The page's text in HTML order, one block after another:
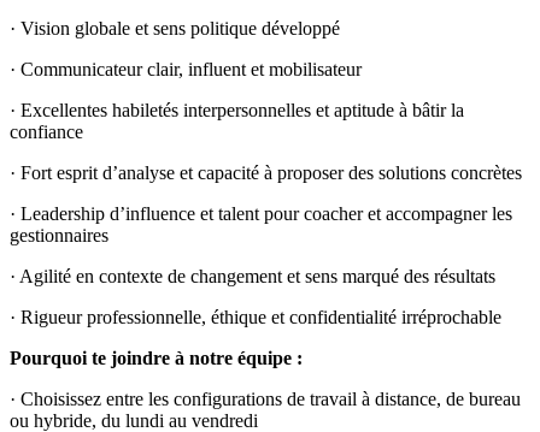
· Vision globale et sens politique développé
· Communicateur clair, influent et mobilisateur
· Excellentes habiletés interpersonnelles et aptitude à bâtir la
confiance
· Fort esprit d’analyse et capacité à proposer des solutions concrètes
· Leadership d’influence et talent pour coacher et accompagner les
gestionnaires
· Agilité en contexte de changement et sens marqué des résultats
· Rigueur professionnelle, éthique et confidentialité irréprochable
Pourquoi te joindre à notre équipe :
· Choisissez entre les configurations de travail à distance, de bureau
ou hybride, du lundi au vendredi